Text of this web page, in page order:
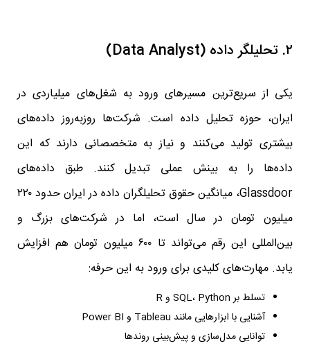
۲. تحلیلگر داده (Data Analyst)
یکی از سریع‌ترین مسیرهای ورود به شغل‌های میلیاردی در
ایران، حوزه تحلیل داده است. شرکت‌ها روزبه‌روز داده‌های
بیشتری تولید می‌کنند و نیاز به متخصصانی دارند که این
داده‌ها را به بینش عملی تبدیل کنند. طبق داده‌های
Glassdoor، میانگین حقوق تحلیلگران داده در ایران حدود ۲۲۰
میلیون تومان در سال است، اما در شرکت‌های بزرگ و
بین‌المللی این رقم می‌تواند تا ۶۰۰ میلیون تومان هم افزایش
یابد. مهارت‌های کلیدی برای ورود به این حرفه:
تسلط بر SQL، Python و R
آشنایی با ابزارهایی مانند Tableau و Power BI
توانایی مدل‌سازی و پیش‌بینی روندها